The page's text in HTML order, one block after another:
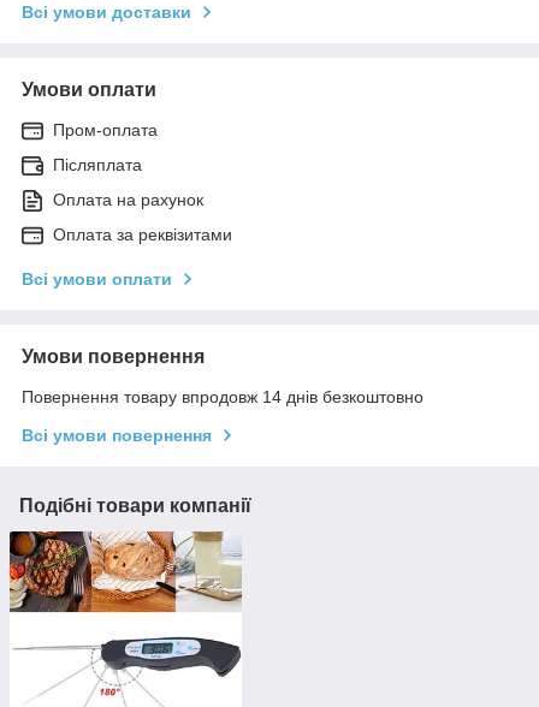
Всі умови доставки
Умови оплати
Пром-оплата
Післяплата
Оплата на рахунок
Оплата за реквізитами
Всі умови оплати
Умови повернення
Повернення товару впродовж 14 днів безкоштовно
Всі умови повернення
Подібні товари компанії